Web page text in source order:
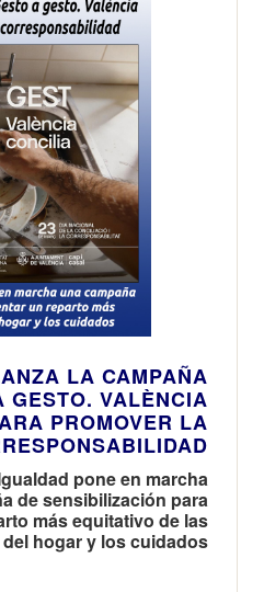
LA CAMPAÑA
GESTO. VALÈNCIA
PROMOVER LA
pone en marcha
de sensibilización para
más equitativo de las
hogar y los cuidados